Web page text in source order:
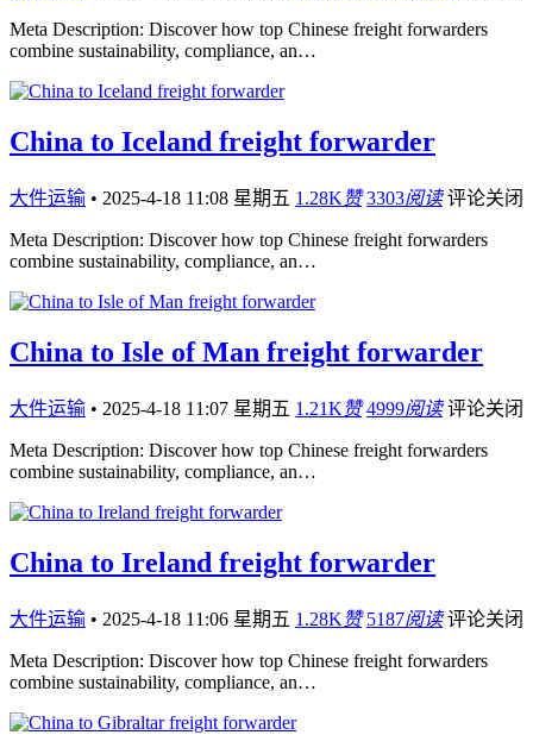
Meta Description: Discover how top Chinese freight forwarders
combine sustainability, compliance, an…
China to Iceland freight forwarder
大件运输 • 2025-4-18 11:08 星期五 1.28K赞 3303阅读 评论关闭
Meta Description: Discover how top Chinese freight forwarders
combine sustainability, compliance, an…
China to Isle of Man freight forwarder
大件运输 • 2025-4-18 11:07 星期五 1.21K赞 4999阅读 评论关闭
Meta Description: Discover how top Chinese freight forwarders
combine sustainability, compliance, an…
China to Ireland freight forwarder
大件运输 • 2025-4-18 11:06 星期五 1.28K赞 5187阅读 评论关闭
Meta Description: Discover how top Chinese freight forwarders
combine sustainability, compliance, an…